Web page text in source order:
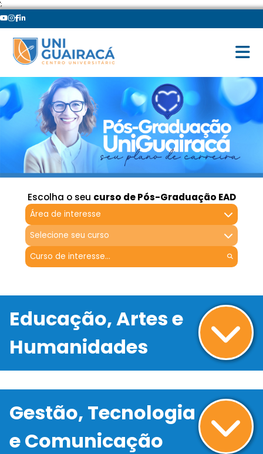
';
Escolha o seu curso de Pós-Graduação EAD
Área de interesse
Selecione seu curso
Educação, Artes e
Humanidades
Gestão, Tecnologia
e Comunicação